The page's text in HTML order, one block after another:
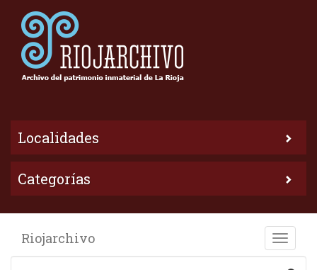
Localidades
Categorías
Toggle
Riojarchivo